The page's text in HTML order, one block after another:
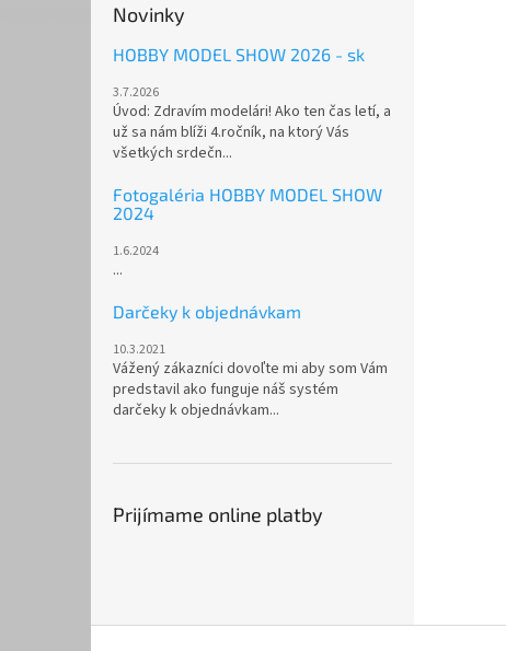
Novinky
HOBBY MODEL SHOW 2026 - sk
3.7.2026
Úvod: Zdravím modelári! Ako ten čas letí, a
už sa nám blíži 4.ročník, na ktorý Vás
všetkých srdečn...
Fotogaléria HOBBY MODEL SHOW
2024
1.6.2024
...
Darčeky k objednávkam
10.3.2021
Vážený zákazníci dovoľte mi aby som Vám
predstavil ako funguje náš systém
darčeky k objednávkam...
Prijímame online platby